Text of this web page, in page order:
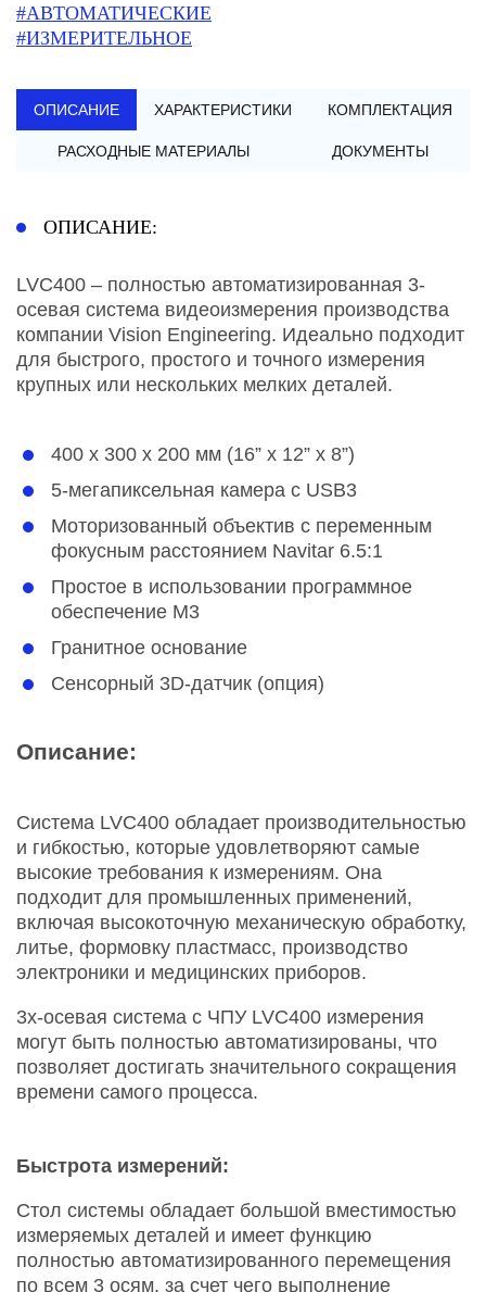
#АВТОМАТИЧЕСКИЕ
#ИЗМЕРИТЕЛЬНОЕ
ОПИСАНИЕ ХАРАКТЕРИСТИКИ КОМПЛЕКТАЦИЯ
РАСХОДНЫЕ МАТЕРИАЛЫ ДОКУМЕНТЫ
ОПИСАНИЕ:
LVC400 – полностью автоматизированная 3-
осевая система видеоизмерения производства
компании Vision Engineering. Идеально подходит
для быстрого, простого и точного измерения
крупных или нескольких мелких деталей.
400 x 300 x 200 мм (16” x 12” x 8”)
5-мегапиксельная камера с USB3
Моторизованный объектив с переменным
фокусным расстоянием Navitar 6.5:1
Простое в использовании программное
обеспечение M3
Гранитное основание
Сенсорный 3D-датчик (опция)
Описание:
Система LVC400 обладает производительностью
и гибкостью, которые удовлетворяют самые
высокие требования к измерениям. Она
подходит для промышленных применений,
включая высокоточную механическую обработку,
литье, формовку пластмасс, производство
электроники и медицинских приборов.
3х-осевая система с ЧПУ LVC400 измерения
могут быть полностью автоматизированы, что
позволяет достигать значительного сокращения
времени самого процесса.
Быстрота измерений:
Стол системы обладает большой вместимостью
измеряемых деталей и имеет функцию
полностью автоматизированного перемещения
по всем 3 осям, за счет чего выполнение